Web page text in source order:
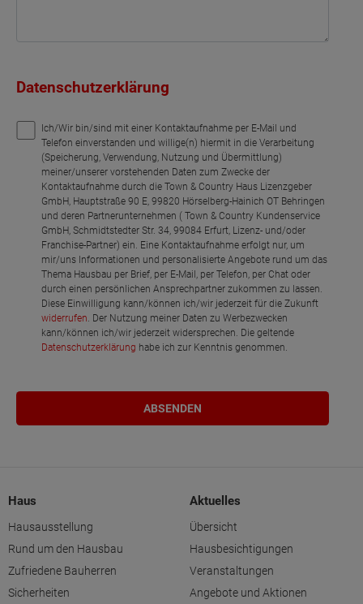
Datenschutzerklärung
Ich/Wir bin/sind mit einer Kontaktaufnahme per E-Mail und
Telefon einverstanden und willige(n) hiermit in die Verarbeitung
(Speicherung, Verwendung, Nutzung und Übermittlung)
meiner/unserer vorstehenden Daten zum Zwecke der
Kontaktaufnahme durch die Town & Country Haus Lizenzgeber
GmbH, Hauptstraße 90 E, 99820 Hörselberg-Hainich OT Behringen
und deren Partnerunternehmen ( Town & Country Kundenservice
GmbH, Schmidtstedter Str. 34, 99084 Erfurt, Lizenz- und/oder
Franchise-Partner) ein. Eine Kontaktaufnahme erfolgt nur, um
mir/uns Informationen und personalisierte Angebote rund um das
Thema Hausbau per Brief, per E-Mail, per Telefon, per Chat oder
durch einen persönlichen Ansprechpartner zukommen zu lassen.
Diese Einwilligung kann/können ich/wir jederzeit für die Zukunft
widerrufen. Der Nutzung meiner Daten zu Werbezwecken
kann/können ich/wir jederzeit widersprechen. Die geltende
Datenschutzerklärung habe ich zur Kenntnis genommen.
Haus
Hausausstellung
Rund um den Hausbau
Zufriedene Bauherren
Sicherheiten
Aktuelles
Übersicht
Hausbesichtigungen
Veranstaltungen
Angebote und Aktionen